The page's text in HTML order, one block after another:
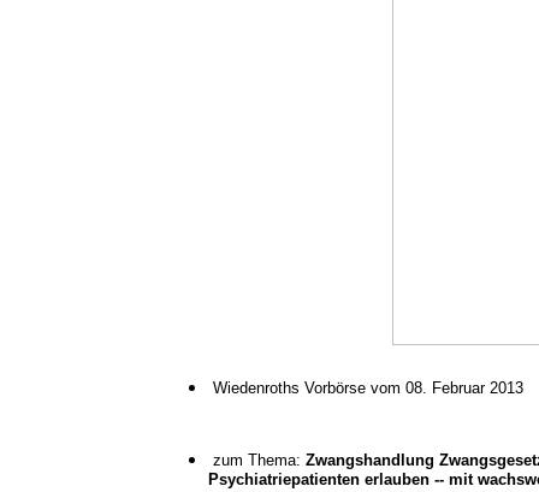
Wiedenroths Vorbörse vom 08. Februar 2013
zum Thema: Zwangshandlung
Psychiatriepatienten erlauben -- mit